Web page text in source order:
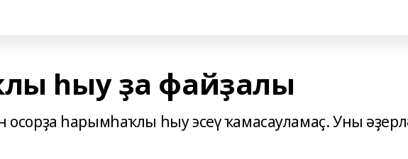
һыу ҙа файҙалы
осорҙа һарымһаҡлы һыу эсеү ҡамасауламаҫ. Уны